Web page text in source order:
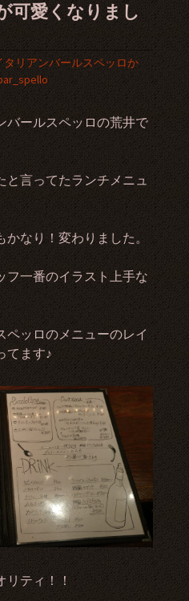
可愛くなりまし
タリアンバールスペッロか
バールスペッロの荒井で
と言ってたランチメニュ
なり！変わりました。
フ一番のイラスト上手な
ペッロのメニューのレイ
てます♪
ティ！！